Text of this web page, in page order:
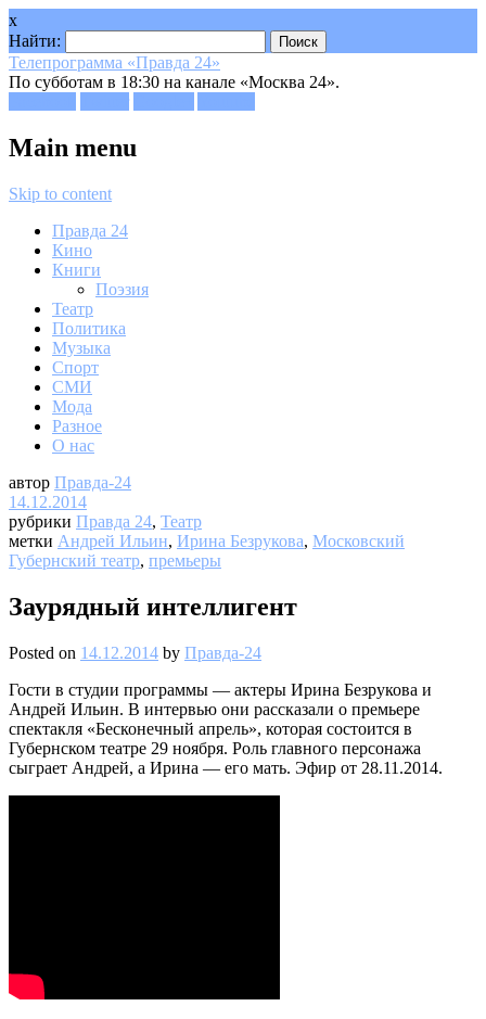
x
Найти:
Телепрограмма «Правда 24»
По субботам в 18:30 на канале «Москва 24».
Main menu
Skip to content
Правда 24
Кино
Книги
Поэзия
Театр
Политика
Музыка
Спорт
СМИ
Мода
Разное
О нас
автор Правда-24
14.12.2014
рубрики Правда 24, Театр
метки Андрей Ильин, Ирина Безрукова, Московский
Губернский театр, премьеры
Заурядный интеллигент
Posted on 14.12.2014 by Правда-24
Гости в студии программы — актеры Ирина Безрукова и
Андрей Ильин. В интервью они рассказали о премьере
спектакля «Бесконечный апрель», которая состоится в
Губернском театре 29 ноября. Роль главного персонажа
сыграет Андрей, а Ирина — его мать. Эфир от 28.11.2014.